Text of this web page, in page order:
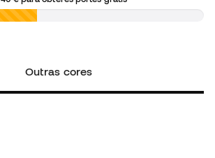
Outras cores